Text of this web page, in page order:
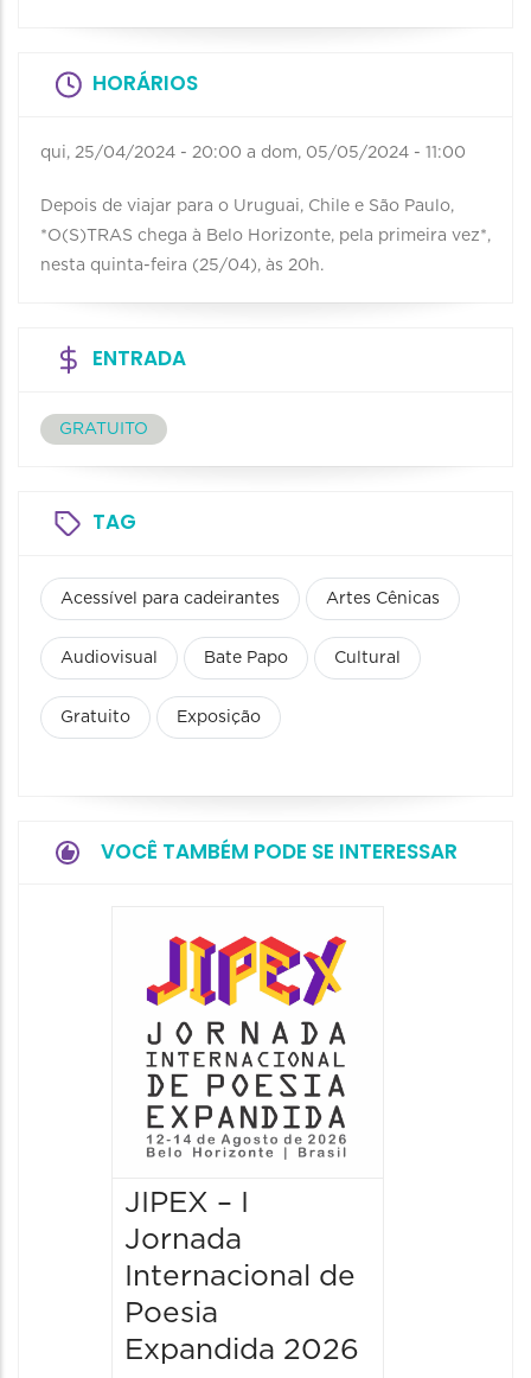
HORÁRIOS
qui, 25/04/2024 - 20:00 a dom, 05/05/2024 - 11:00
Depois de viajar para o Uruguai, Chile e São Paulo,
*O(S)TRAS chega à Belo Horizonte, pela primeira vez*,
nesta quinta-feira (25/04), às 20h.
ENTRADA
GRATUITO
TAG
Acessível para cadeirantes Artes Cênicas
Audiovisual Bate Papo Cultural
Gratuito Exposição
VOCÊ TAMBÉM PODE SE INTERESSAR
JIPEX – I
Jornada
Internacional de
Poesia
Expandida 2026